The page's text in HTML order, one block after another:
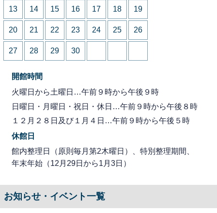
13 14 15 16 17 18 19
20 21 22 23 24 25 26
27 28 29 30
開館時間
火曜日から土曜日…午前９時から午後９時
日曜日・月曜日・祝日・休日…午前９時から午後８時
１２月２８日及び１月４日…午前９時から午後５時
休館日
館内整理日（原則毎月第2木曜日）、特別整理期間、
年末年始（12月29日から1月3日）
お知らせ・イベント一覧